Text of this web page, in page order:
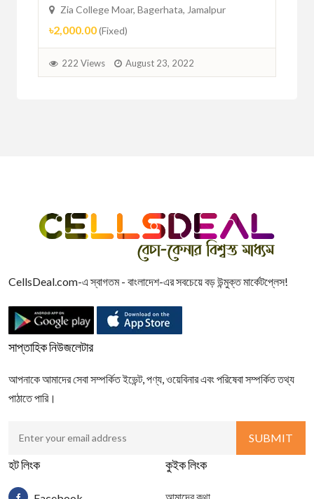
Zia College Moar, Bagerhata, Jamalpur
৳2,000.00(Fixed)
222 Views August 23, 2022
CellsDeal.com-এ স্বাগতম - বাংলাদেশ-এর সবচেয়ে বড় উন্মুক্ত মার্কেটপ্লেস!
সাপ্তাহিক নিউজলেটার
আপনাকে আমাদের সেবা সম্পর্কিত ইভেন্ট, পণ্য, ওয়েবিনার এবং পরিষেবা সম্পর্কিত তথ্য
পাঠাতে পারি।
হট লিংক কুইক লিংক